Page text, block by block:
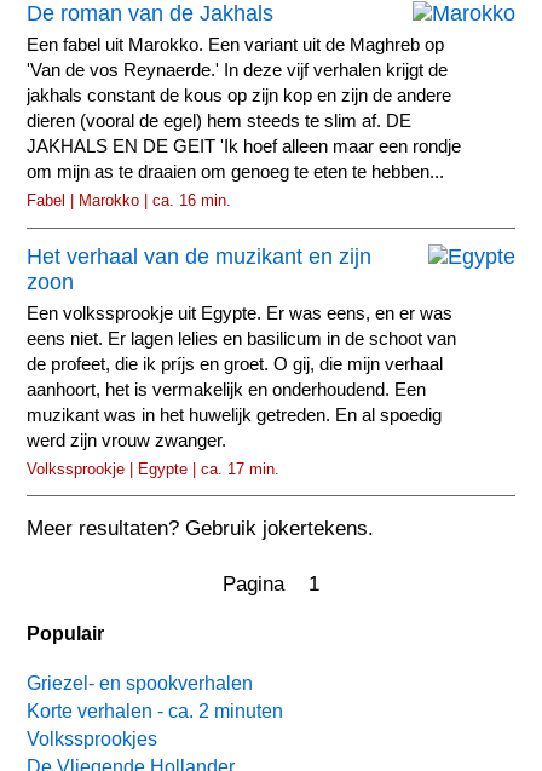
De roman van de Jakhals
Een fabel uit Marokko. Een variant uit de Maghreb op
'Van de vos Reynaerde.' In deze vijf verhalen krijgt de
jakhals constant de kous op zijn kop en zijn de andere
dieren (vooral de egel) hem steeds te slim af. DE
JAKHALS EN DE GEIT 'Ik hoef alleen maar een rondje
om mijn as te draaien om genoeg te eten te hebben...
Fabel | Marokko | ca. 16 min.
Het verhaal van de muzikant en zijn
zoon
Een volkssprookje uit Egypte. Er was eens, en er was
eens niet. Er lagen lelies en basilicum in de schoot van
de profeet, die ik príjs en groet. O gij, die mijn verhaal
aanhoort, het is vermakelijk en onderhoudend. Een
muzikant was in het huwelijk getreden. En al spoedig
werd zijn vrouw zwanger.
Volkssprookje | Egypte | ca. 17 min.
Meer resultaten? Gebruik jokertekens.
Pagina 1
Populair
Griezel- en spookverhalen
Korte verhalen - ca. 2 minuten
Volkssprookjes
De Vliegende Hollander